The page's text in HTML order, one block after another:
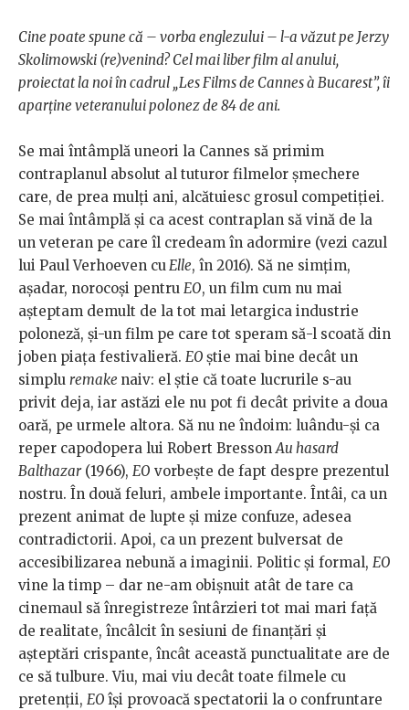
Cine poate spune că – vorba englezului – l-a văzut pe Jerzy
Skolimowski (re)venind? Cel mai liber film al anului,
proiectat la noi în cadrul „Les Films de Cannes à Bucarest”, îi
aparține veteranului polonez de 84 de ani.
Se mai întâmplă uneori la Cannes să primim
contraplanul absolut al tuturor filmelor șmechere
care, de prea mulți ani, alcătuiesc grosul competiției.
Se mai întâmplă și ca acest contraplan să vină de la
un veteran pe care îl credeam în adormire (vezi cazul
lui Paul Verhoeven cuElle, în 2016). Să ne simțim,
așadar, norocoși pentru EO, un film cum nu mai
așteptam demult de la tot mai letargica industrie
poloneză, și-un film pe care tot speram să-l scoată din
joben piața festivalieră. EO știe mai bine decât un
simplu remake naiv: el știe că toate lucrurile s-au
privit deja, iar astăzi ele nu pot fi decât privite a doua
oară, pe urmele altora. Să nu ne îndoim: luându-și ca
reper capodopera lui Robert BressonAu hasard
Balthazar(1966), EO vorbește de fapt despre prezentul
nostru. În două feluri, ambele importante. Întâi, ca un
prezent animat de lupte și mize confuze, adesea
contradictorii. Apoi, ca un prezent bulversat de
accesibilizarea nebună a imaginii. Politic și formal, EO
vine la timp – dar ne-am obișnuit atât de tare ca
cinemaul să înregistreze întârzieri tot mai mari față
de realitate, încâlcit în sesiuni de finanțări și
așteptări crispante, încât această punctualitate are de
ce să tulbure. Viu, mai viu decât toate filmele cu
pretenții, EO își provoacă spectatorii la o confruntare